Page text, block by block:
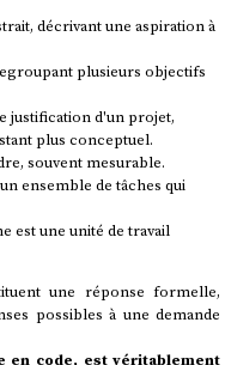
décrivant une aspiration à
plusieurs objectifs
justification d'un projet,
plus conceptuel.
souvent mesurable.
ensemble de tâches qui
est une unité de travail
une réponse formelle,
possibles à une demande
en code, est véritablement